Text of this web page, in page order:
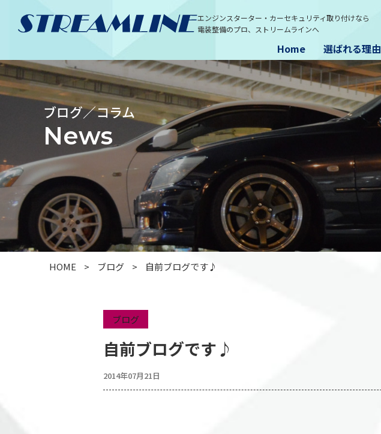
エンジンスターター・カーセキュリティ取り付けなら
電装整備のプロ、ストリームラインへ
Home 選ばれる理由
ブログ／コラム
News
HOME > ブログ > 自前ブログです♪
ブログ
自前ブログです♪
2014年07月21日